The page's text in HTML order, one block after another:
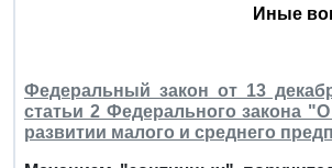
Иные
Федеральный закон от 13
статьи 2 Федерального закона
развитии малого и среднего